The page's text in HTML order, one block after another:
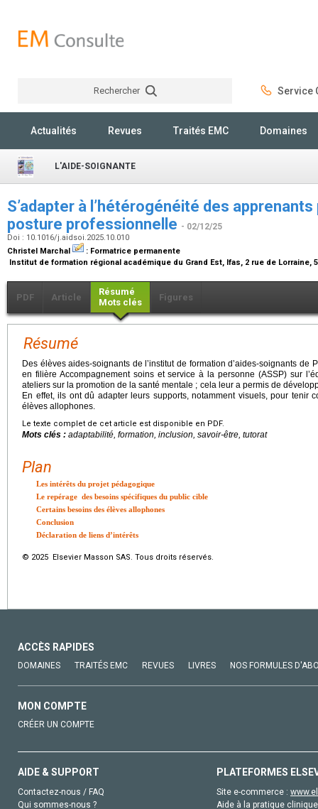
Rechercher Service
Actualités Revues Traités EMC Domaines
L'AIDE-SOIGNANTE
S’adapter à l’hétérogénéité des
posture professionnelle - 02/12/25
Doi : 10.1016/j.aidsoi.2025.10.010
Christel Marchal
: Formatrice permanente
Institut de formation régional académique du Grand Est, Ifas, 2 rue de Lorraine,
PDF Article
Résumé
Mots clés
Figures
Résumé
Des élèves aides-soignants de l’institut de formation d’aides-soignants de
en filière Accompagnement soins et service à la personne (ASSP) sur
ateliers sur la promotion de la santé mentale ; cela leur a permis de
En effet, ils ont dû adapter leurs supports, notamment visuels, pour tenir
élèves allophones.
Le texte complet de cet article est disponible en PDF.
Mots clés : adaptabilité, formation, inclusion, savoir-être, tutorat
Plan
Les intérêts du projet pédagogique
Le repérage des besoins spécifiques du public cible
Certains besoins des élèves allophones
Conclusion
Déclaration de liens d’intérêts
© 2025 Elsevier Masson SAS. Tous droits réservés.
ACCÈS RAPIDES
DOMAINES TRAITÉS EMC REVUES LIVRES NOS FORMULES
MON COMPTE
CRÉER UN COMPTE
AIDE & SUPPORT
Contactez-nous / FAQ
Qui sommes-nous ?
PLATEFORMES
Site e-commerce :
Aide à la pratique